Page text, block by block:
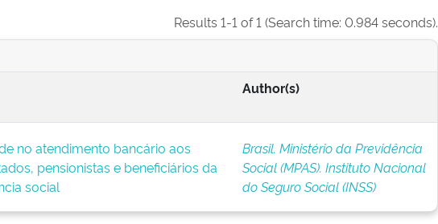
Results 1-1 of 1 (Search time: 0.984 seconds).
Author(s)
no atendimento bancário aos
pensionistas e beneficiários da
social
Brasil. Ministério da Previdência
Social (MPAS). Instituto Nacional
do Seguro Social (INSS)